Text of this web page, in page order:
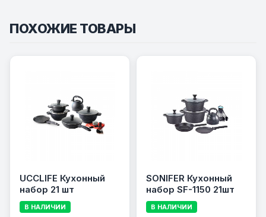
ПОХОЖИЕ ТОВАРЫ
UCCLIFE Кухонный
набор 21 шт
В НАЛИЧИИ
SONIFER Кухонный
набор SF-1150 21шт
В НАЛИЧИИ